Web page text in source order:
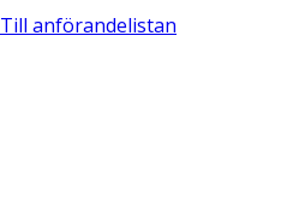
Till anförandelistan